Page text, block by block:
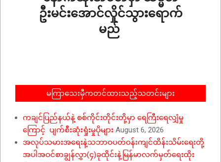
ဦးမင်းအောင်လှိုင်သွားရောက်
မည်
မကြာသေးမှီကတင်ထားသည့်သတင်းများ
ကချင်ပြည်နယ်နဲ့ စစ်ကိုင်းတိုင်းတို့မှာ ရေကြီးရေလျှံမှု
ကြောင့် ပျက်စီးဆုံးရှုံးမှုပိုများ August 6, 2026
အလုပ်သမားအရေးနဲ့သဘာဝပတ်ဝန်းကျင်ထိန်းသိမ်းရေးတို့
အပါအဝင်စာချွန်လွှာ(၄)ခုထိုင်းနဲ့မြန်မာလက်မှတ်ရေးထိုး